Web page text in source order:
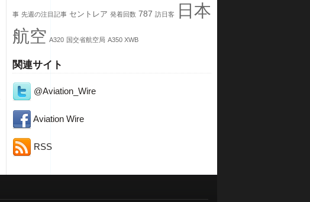
事 先週の注目記事 セントレア 発着回数 787 訪日客
日本
航空 A320 国交省航空局 A350 XWB
関連サイト
@Aviation_Wire
Aviation Wire
RSS